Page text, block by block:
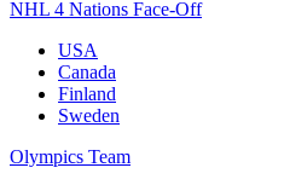
NHL 4 Nations Face-Off
USA
Canada
Finland
Sweden
Olympics Team